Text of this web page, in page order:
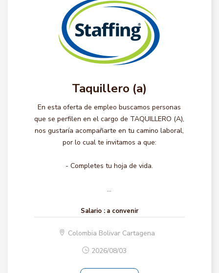
Taquillero (a)
En esta oferta de empleo buscamos personas
que se perfilen en el cargo de TAQUILLERO (A),
nos gustaría acompañarte en tu camino laboral,
por lo cual te invitamos a que:
- Completes tu hoja de vida.
...
Salario : a convenir
Colombia Bolivar Cartagena
2026/08/03